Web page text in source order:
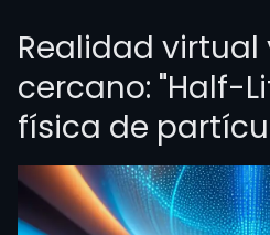
Realidad virtual
cercano: "Half-
física de